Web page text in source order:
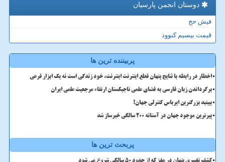
دوستان انجمن پارسیان
فیش حج
قیمت بیسیم کنوود
پربیننده ترین ها
اخطار در رابطه با نتایج پنهان قطع اینترنت اینترنت، خود زندگی است نه یک ابزار فرعی
برگرداندن زبان فارسی به فضای علمی تاجیکستان ارتقاء مرجعیت علمی ایران
ببینید بزرگترین ایرباس کنترلی جهان!
پیرترین موجود جهان در آستانه ۲۰۰ سالگی خبرساز شد
پربحث ترین ها